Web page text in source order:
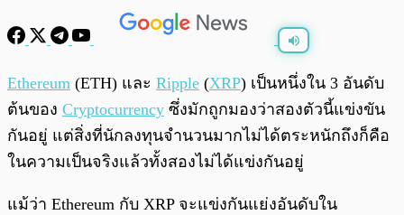
0:00 0:00
Ethereum (ETH) และ Ripple (XRP) เป็นหนึ่งใน 3 อันดับ
ต้นของ Cryptocurrency ซึ่งมักถูกมองว่าสองตัวนี้แข่งขัน
กันอยู่ แต่สิ่งที่นักลงทุนจำนวนมากไม่ได้ตระหนักถึงก็คือ
ในความเป็นจริงแล้วทั้งสองไม่ได้แข่งกันอยู่
แม้ว่า Ethereum กับ XRP จะแข่งกันแย่งอันดับใน